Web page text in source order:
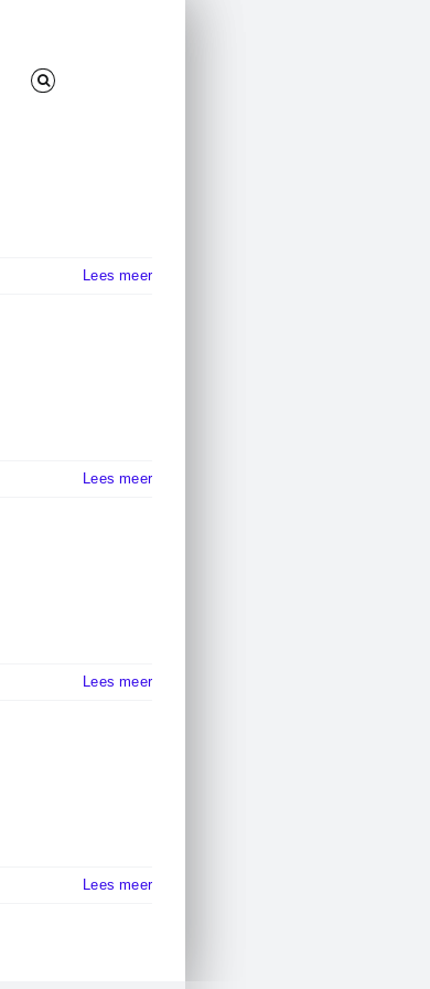
Lees meer
Lees meer
Lees meer
Lees meer